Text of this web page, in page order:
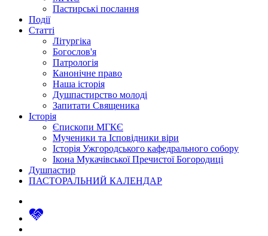
Пастирські послання
Події
Статті
Літургіка
Богослов'я
Патрологія
Канонічне право
Наша історія
Душпастирство молоді
Запитати Священика
Історія
Єпископи МГКЄ
Мученики та Ісповідники віри
Історія Ужгородського кафедрального собору
Ікона Мукачівської Пречистої Богородиці
Душпастир
ПАСТОРАЛЬНИЙ КАЛЕНДАР